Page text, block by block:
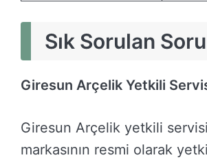
Sık Sorulan
Giresun Arçelik Yetkili
Giresun Arçelik yetkili
markasının resmi olarak